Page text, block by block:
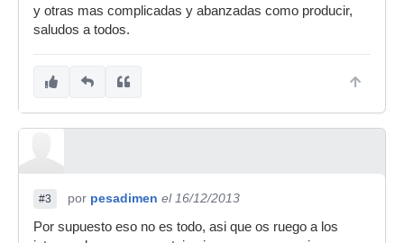
y otras mas complicadas y abanzadas como producir,
saludos a todos.
#3 por pesadimen el 16/12/2013
Por supuesto eso no es todo, asi que os ruego a los